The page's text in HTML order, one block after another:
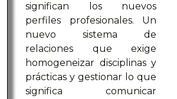
significan los nuevos
perfiles profesionales. Un
nuevo sistema de
relaciones que exige
homogeneizar disciplinas y
prácticas y gestionar lo que
significa comunicar